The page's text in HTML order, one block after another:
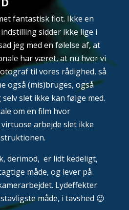
fantastisk flot. Ikke en
sidder ikke lige i
jeg med en følelse af, at
har været, at nu hvor vi
til vores rådighed, så
også (mis)bruges, også
slet ikke kan følge med.
om en film hvor
arbejde slet ikke
derimod, er lidt kedeligt,
måde, og lever på
Lydeffekter
måde, i tavshed 😉